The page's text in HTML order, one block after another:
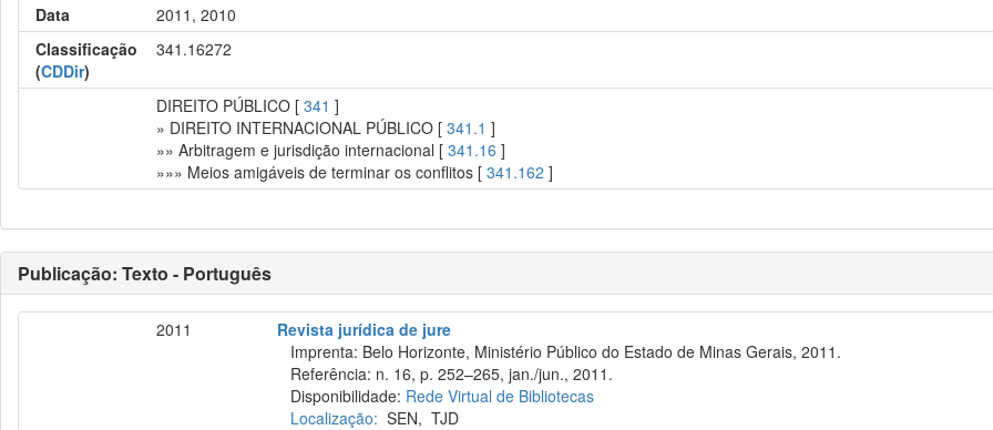
Data
2011, 2010
Classificação
(CDDir)
341.16272
DIREITO PÚBLICO [341 ]
» DIREITO INTERNACIONAL PÚBLICO [341.1 ]
»» Arbitragem e jurisdição internacional [341.16 ]
»»» Meios amigáveis de terminar os conflitos [341.162 ]
Publicação: Texto - Português
2011
Revista jurídica de jure
Imprenta: Belo Horizonte, Ministério Público do Estado de Minas Gerais, 2011.
Referência: n. 16, p. 252–265, jan./jun., 2011.
Disponibilidade: Rede Virtual de Bibliotecas
Localização: SEN,TJD